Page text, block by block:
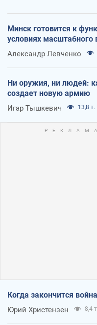
Минск готовится к
условиях масштабного
Александр Левченко
Ни оружия, ни людей:
создает новую армию
Игар Тышкевич 13,8 т.
Когда закончится
Юрий Христензен 8,4 т.